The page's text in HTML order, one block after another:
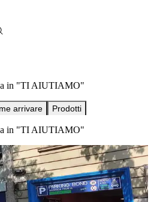
in "TI AIUTIAMO"
arrivare Prodotti
in "TI AIUTIAMO"